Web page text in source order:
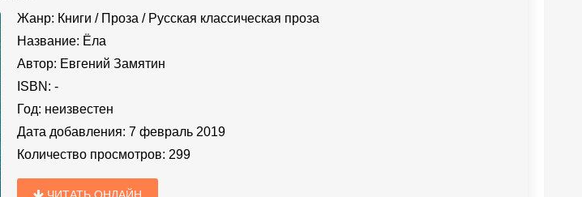
Жанр: Книги / Проза / Русская классическая проза
Название: Ёла
Автор: Евгений Замятин
ISBN: -
Год: неизвестен
Дата добавления: 7 февраль 2019
Количество просмотров: 299